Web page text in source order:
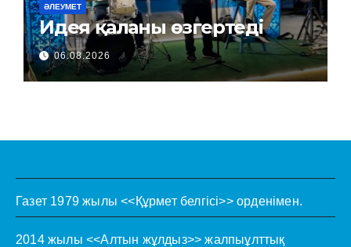
ӘЛЕУМЕТ
Идея қаланы өзгертеді
06.08.2026
Газет 1979 жылы <<Құрмет белгісі>> орденімен.
2014 жылы <<Алтын жұлдыз>> жалпыұлттық